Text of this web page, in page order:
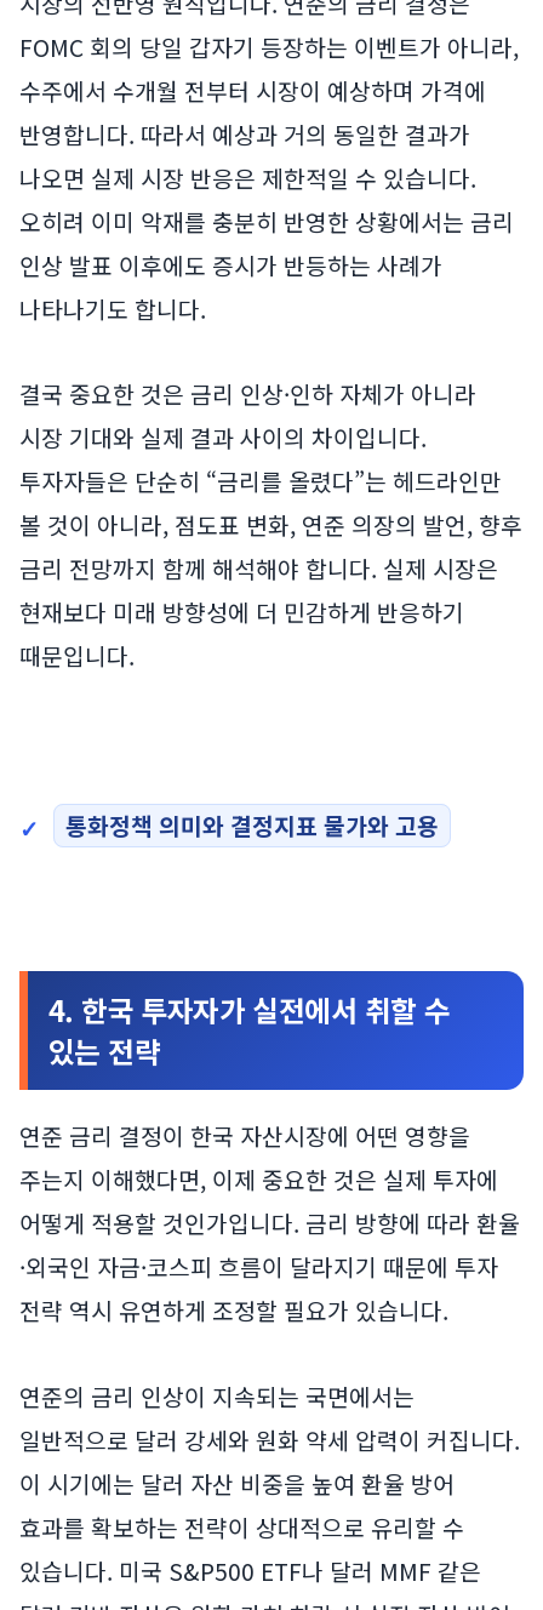
FOMC 회의 당일 갑자기 등장하는 이벤트가 아니라,
수주에서 수개월 전부터 시장이 예상하며 가격에
반영합니다. 따라서 예상과 거의 동일한 결과가
나오면 실제 시장 반응은 제한적일 수 있습니다.
오히려 이미 악재를 충분히 반영한 상황에서는 금리
인상 발표 이후에도 증시가 반등하는 사례가
나타나기도 합니다.
결국 중요한 것은 금리 인상·인하 자체가 아니라
시장 기대와 실제 결과 사이의 차이입니다.
투자자들은 단순히 “금리를 올렸다”는 헤드라인만
볼 것이 아니라, 점도표 변화, 연준 의장의 발언, 향후
금리 전망까지 함께 해석해야 합니다. 실제 시장은
현재보다 미래 방향성에 더 민감하게 반응하기
때문입니다.
통화정책 의미와 결정지표 물가와 고용
4. 한국 투자자가 실전에서 취할 수
있는 전략
연준 금리 결정이 한국 자산시장에 어떤 영향을
주는지 이해했다면, 이제 중요한 것은 실제 투자에
어떻게 적용할 것인가입니다. 금리 방향에 따라 환율
·외국인 자금·코스피 흐름이 달라지기 때문에 투자
전략 역시 유연하게 조정할 필요가 있습니다.
연준의 금리 인상이 지속되는 국면에서는
일반적으로 달러 강세와 원화 약세 압력이 커집니다.
이 시기에는 달러 자산 비중을 높여 환율 방어
효과를 확보하는 전략이 상대적으로 유리할 수
있습니다. 미국 S&P500 ETF나 달러 MMF 같은